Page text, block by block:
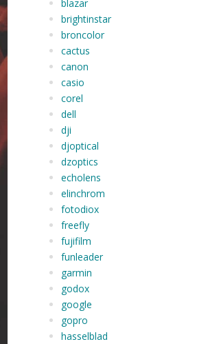
blazar
brightinstar
broncolor
cactus
canon
casio
corel
dell
dji
djoptical
dzoptics
echolens
elinchrom
fotodiox
freefly
fujifilm
funleader
garmin
godox
google
gopro
hasselblad